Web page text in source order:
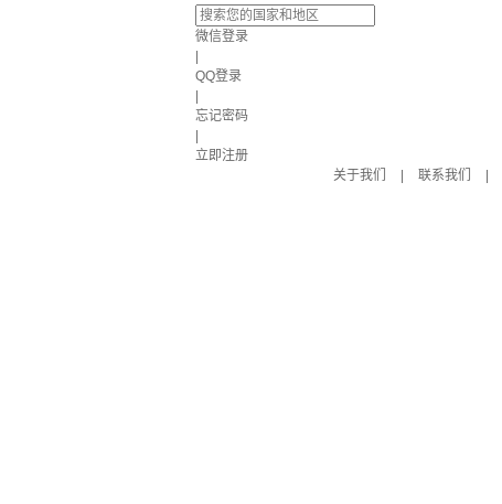
微信登录
QQ登录
忘记密码
立即注册
关于我们
联系我们